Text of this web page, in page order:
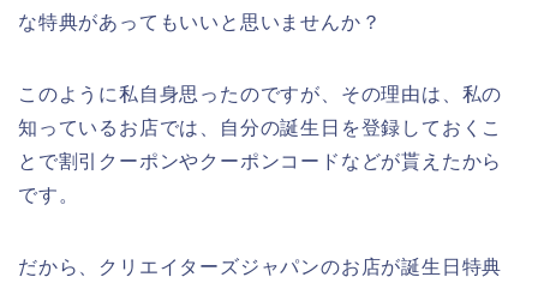
な特典があってもいいと思いませんか？
このように私自身思ったのですが、その理由は、私の
知っているお店では、自分の誕生日を登録しておくこ
とで割引クーポンやクーポンコードなどが貰えたから
です。
だから、クリエイターズジャパンのお店が誕生日特典